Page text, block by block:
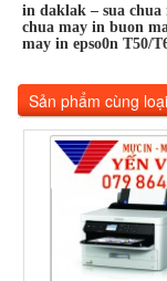
in daklak – sua
chua may in buon
may in epso0n T50/
Sản phẩm cùng loại